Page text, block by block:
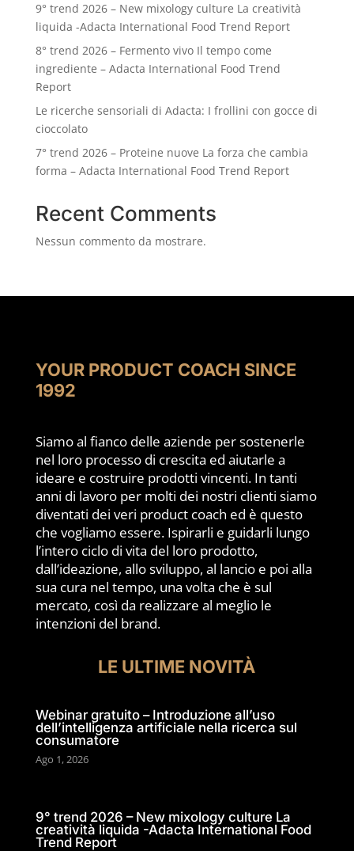
9° trend 2026 – New mixology culture La creatività
liquida -Adacta International Food Trend Report
8° trend 2026 – Fermento vivo Il tempo come
ingrediente – Adacta International Food Trend
Report
Le ricerche sensoriali di Adacta: I frollini con gocce di
cioccolato
7° trend 2026 – Proteine nuove La forza che cambia
forma – Adacta International Food Trend Report
Recent Comments
Nessun commento da mostrare.
YOUR PRODUCT COACH SINCE
1992
Siamo al fianco delle aziende per sostenerle
nel loro processo di crescita ed aiutarle a
ideare e costruire prodotti vincenti. In tanti
anni di lavoro per molti dei nostri clienti siamo
diventati dei veri product coach ed è questo
che vogliamo essere. Ispirarli e guidarli lungo
l’intero ciclo di vita del loro prodotto,
dall’ideazione, allo sviluppo, al lancio e poi alla
sua cura nel tempo, una volta che è sul
mercato, così da realizzare al meglio le
intenzioni del brand.
LE ULTIME NOVITÀ
Webinar gratuito – Introduzione all’uso
dell’intelligenza artificiale nella ricerca sul
consumatore
Ago 1, 2026
9° trend 2026 – New mixology culture La
creatività liquida -Adacta International Food
Trend Report